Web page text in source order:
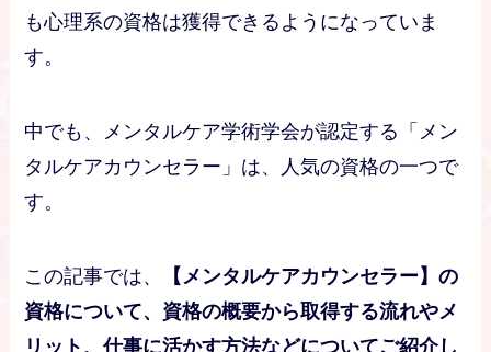
も心理系の資格は獲得できるようになっていま
す。
中でも、メンタルケア学術学会が認定する「メン
タルケアカウンセラー」は、人気の資格の一つで
す。
この記事では、
【メンタルケアカウンセラー】の
資格について、資格の概要から取得する流れやメ
リット、仕事に活かす方法などについてご紹介し